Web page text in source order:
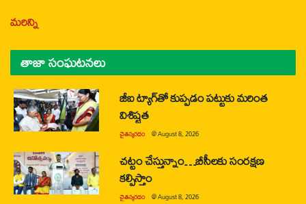
మరిన్ని
తాజా సంఘటనలు
జీఐ ట్యాగ్‌తో కుప్పడం పట్టుకు మరింత
విశిష్టత
చైతన్యరధం @August 8, 2026
చట్టం చేస్తున్నాం…బీసీలకు సంరక్షణ
కల్పిస్తాం
చైతన్యరధం @August 8, 2026